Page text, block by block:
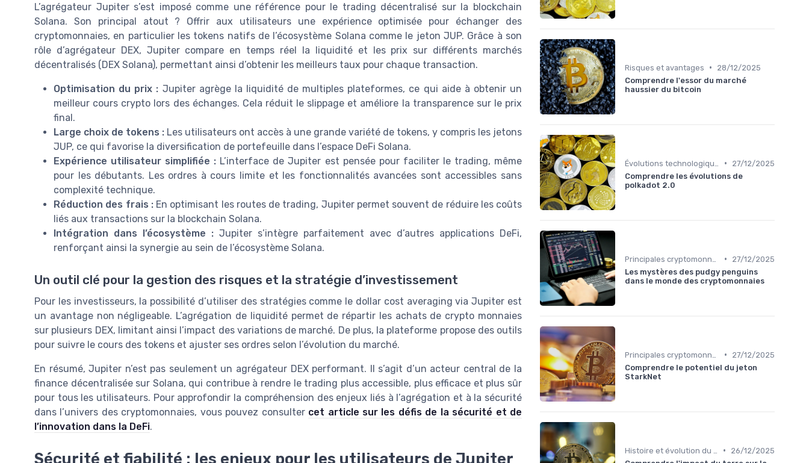
L’agrégateur Jupiter s’est imposé comme une référence pour le trading décentralisé sur la blockchain
Solana. Son principal atout ? Offrir aux utilisateurs une expérience optimisée pour échanger des
cryptomonnaies, en particulier les tokens natifs de l’écosystème Solana comme le jeton JUP. Grâce à son
rôle d’agrégateur DEX, Jupiter compare en temps réel la liquidité et les prix sur différents marchés
décentralisés (DEX Solana), permettant ainsi d’obtenir les meilleurs taux pour chaque transaction.
Optimisation du prix : Jupiter agrège la liquidité de multiples plateformes, ce qui aide à obtenir un
meilleur cours crypto lors des échanges. Cela réduit le slippage et améliore la transparence sur le prix
final.
Large choix de tokens : Les utilisateurs ont accès à une grande variété de tokens, y compris les jetons
JUP, ce qui favorise la diversification de portefeuille dans l’espace DeFi Solana.
Expérience utilisateur simplifiée : L’interface de Jupiter est pensée pour faciliter le trading, même
pour les débutants. Les ordres à cours limite et les fonctionnalités avancées sont accessibles sans
complexité technique.
Réduction des frais :En optimisant les routes de trading, Jupiter permet souvent de réduire les coûts
liés aux transactions sur la blockchain Solana.
Intégration dans l’écosystème : Jupiter s’intègre parfaitement avec d’autres applications DeFi,
renforçant ainsi la synergie au sein de l’écosystème Solana.
Un outil clé pour la gestion des risques et la stratégie d’investissement
Pour les investisseurs, la possibilité d’utiliser des stratégies comme le dollar cost averaging via Jupiter est
un avantage non négligeable. L’agrégation de liquidité permet de répartir les achats de crypto monnaies
sur plusieurs DEX, limitant ainsi l’impact des variations de marché. De plus, la plateforme propose des outils
pour suivre le cours des tokens et ajuster ses ordres selon l’évolution du marché.
En résumé, Jupiter n’est pas seulement un agrégateur DEX performant. Il s’agit d’un acteur central de la
finance décentralisée sur Solana, qui contribue à rendre le trading plus accessible, plus efficace et plus sûr
pour tous les utilisateurs. Pour approfondir la compréhension des enjeux liés à l’agrégation et à la sécurité
dans l’univers des cryptomonnaies, vous pouvez consulter cet article sur les défis de la sécurité et de
l’innovation dans la DeFi.
Sécurité et fiabilité : les enjeux pour les utilisateurs de Jupiter
Risques et avantages •
28/12/2025
Comprendre l'essor du marché
haussier du bitcoin
•
27/12/2025
Comprendre les évolutions de
polkadot 2.0
•
27/12/2025
Les mystères des pudgy penguins
dans le monde des cryptomonnaies
•
27/12/2025
Comprendre le potentiel du jeton
StarkNet
•
26/12/2025